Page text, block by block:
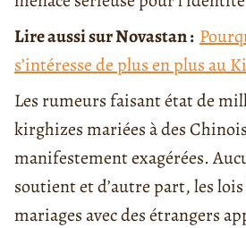
Lire aussi sur Novastan :
s’intéresse de plus en plus au
Les rumeurs faisant état de
kirghizes mariées à des
manifestement exagérées.
soutient et d’autre part, les
mariages avec des étrangers